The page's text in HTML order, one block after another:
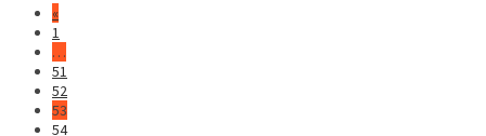
«
1
…
51
52
53
54